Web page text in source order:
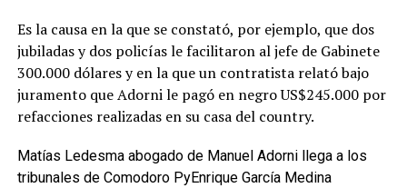
Es la causa en la que se constató, por ejemplo, que dos
jubiladas y dos policías le facilitaron al jefe de Gabinete
300.000 dólares y en la que un contratista relató bajo
juramento que Adorni le pagó en negro US$245.000 por
refacciones realizadas en su casa del country.
Matías Ledesma abogado de Manuel Adorni llega a los
tribunales de Comodoro PyEnrique García Medina